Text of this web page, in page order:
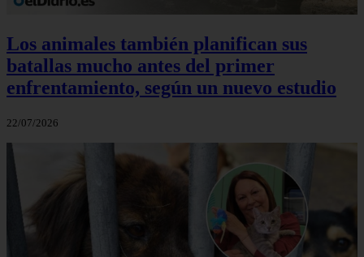
Los animales también planifican sus
batallas mucho antes del primer
enfrentamiento, según un nuevo estudio
22/07/2026